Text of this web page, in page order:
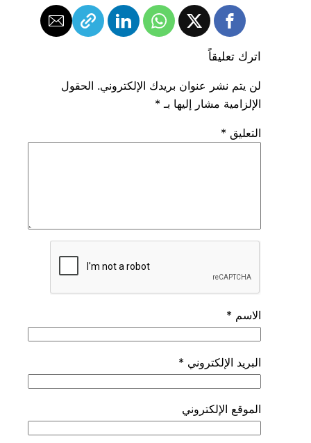
اترك تعليقاً
لن يتم نشر عنوان بريدك الإلكتروني. الحقول
الإلزامية مشار إليها بـ*
التعليق*
الاسم*
البريد الإلكتروني*
الموقع الإلكتروني